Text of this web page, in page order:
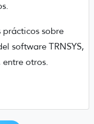
sobre
software TRNSYS,
otros.